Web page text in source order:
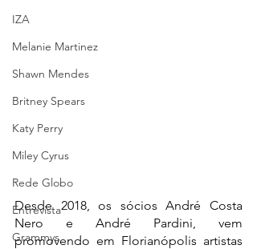
IZA
Melanie Martinez
Shawn Mendes
Britney Spears
Katy Perry
Miley Cyrus
Rede Globo
Entrevista
Grammys
Desde 2018, os sócios André Costa
Nero e André Pardini, vem
promovendo em Florianópolis artistas